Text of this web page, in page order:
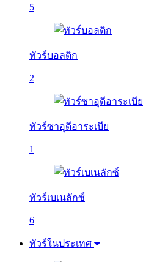
5
ทัวร์บอลติก
2
ทัวร์ซาอุดีอาระเบีย
1
ทัวร์เบเนลักซ์
6
ทัวร์ในประเทศ